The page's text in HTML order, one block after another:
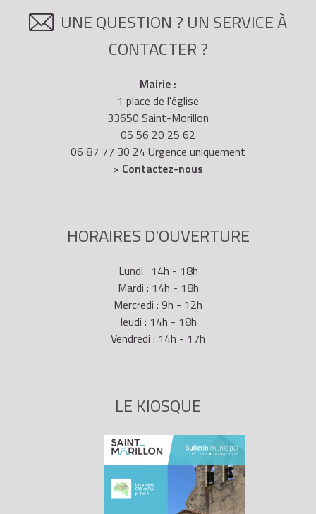
UNE QUESTION ? UN SERVICE À
CONTACTER ?
Mairie :
1 place de l'église
33650 Saint-Morillon
05 56 20 25 62
06 87 77 30 24 Urgence uniquement
> Contactez-nous
HORAIRES D'OUVERTURE
Lundi : 14h - 18h
Mardi : 14h - 18h
Mercredi : 9h - 12h
Jeudi : 14h - 18h
Vendredi : 14h - 17h
LE KIOSQUE